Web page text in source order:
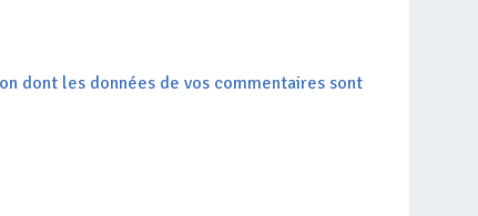
dont les données de vos commentaires sont